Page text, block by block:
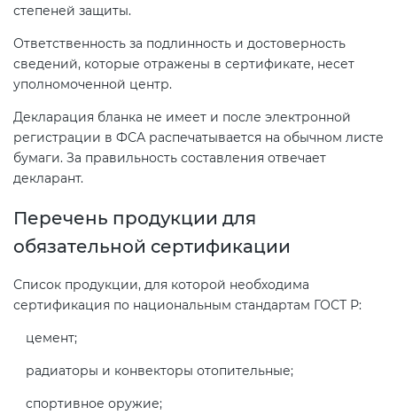
степеней защиты.
Ответственность за подлинность и достоверность
сведений, которые отражены в сертификате, несет
уполномоченной центр.
Декларация бланка не имеет и после электронной
регистрации в ФСА распечатывается на обычном листе
бумаги. За правильность составления отвечает
декларант.
Перечень продукции для
обязательной сертификации
Список продукции, для которой необходима
сертификация по национальным стандартам ГОСТ Р:
цемент;
радиаторы и конвекторы отопительные;
спортивное оружие;
оборудования (ТР ТС 010)
индивидуальной защиты (ТР ТС
019)
регламенты